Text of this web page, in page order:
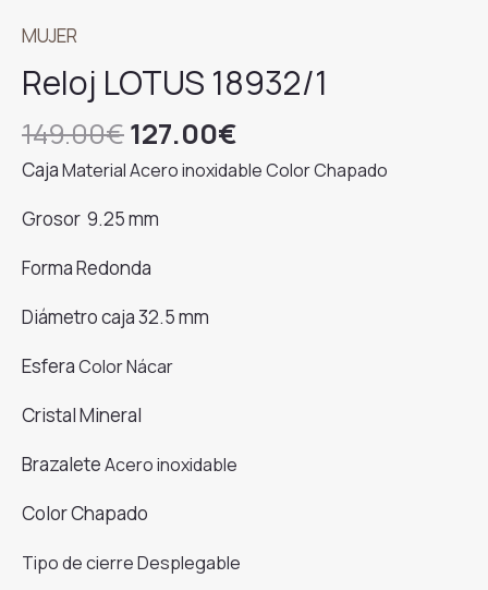
MUJER
Reloj LOTUS 18932/1
149.00€El
precio
era:
149.00€.
127.00€
precio
CajaMaterialAcero inoxidable Color Chapado
Grosor 9.25 mm
Forma Redonda
Diámetro caja 32.5 mm
EsferaColorNácar
Cristal Mineral
BrazaleteAcero inoxidable
Color Chapado
Tipo de cierreDesplegable